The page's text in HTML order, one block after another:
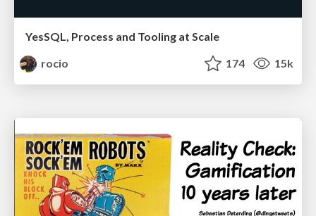
YesSQL, Process and Tooling at Scale
rocio
174 15k